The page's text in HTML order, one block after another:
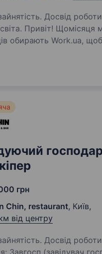
Досвід
мільйони
обирають Work.ua,
грн
Chin, restaurant, Київ,
від центру
Досвід
Завгосп (завідувач